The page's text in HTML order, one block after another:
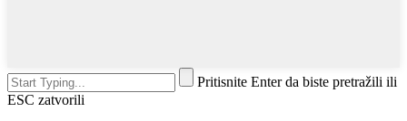
Pritisnite Enter da biste pretražili ili
ESC zatvorili